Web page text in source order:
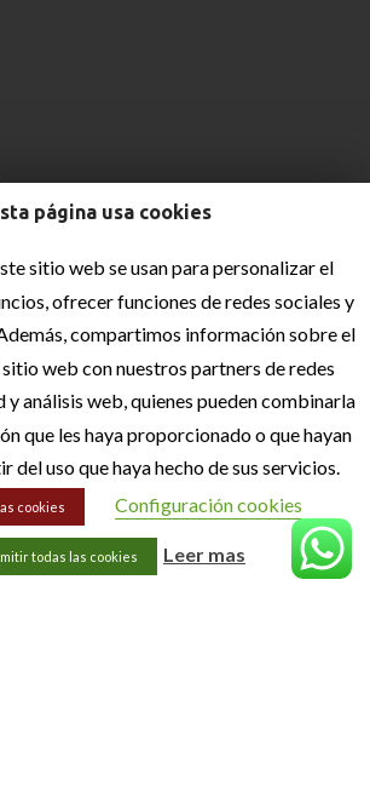
página usa cookies
sitio web se usan para personalizar el
ofrecer funciones de redes sociales y
compartimos información sobre el
sitio web con nuestros partners de redes
análisis web, quienes pueden combinarla
que les haya proporcionado o que hayan
del uso que haya hecho de sus servicios.
cookies Configuración cookies
todas las cookies Leer mas